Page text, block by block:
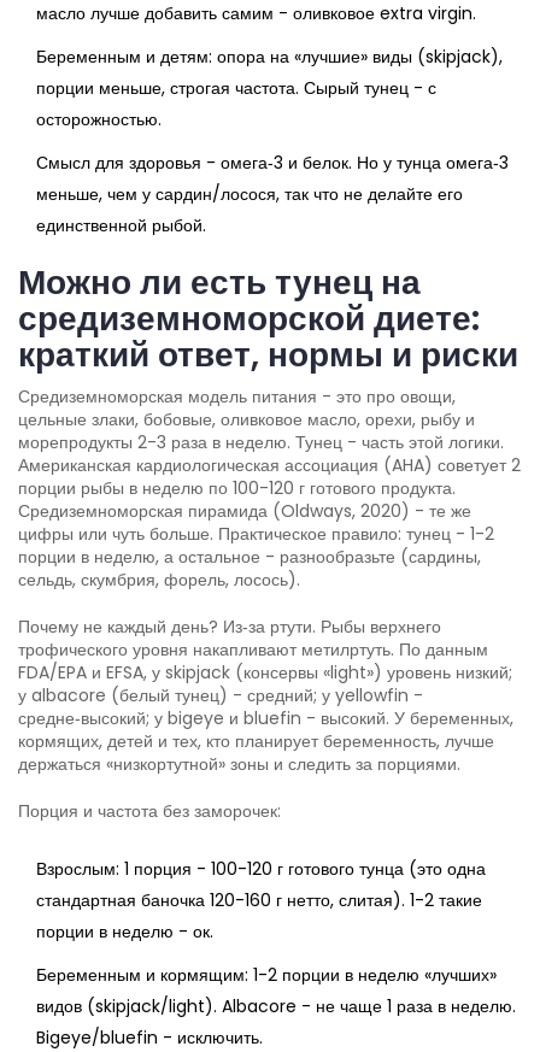
масло лучше добавить самим - оливковое extra virgin.
Беременным и детям: опора на «лучшие» виды (skipjack),
порции меньше, строгая частота. Сырый тунец - с
осторожностью.
Смысл для здоровья - омега‑3 и белок. Но у тунца омега‑3
меньше, чем у сардин/лосося, так что не делайте его
единственной рыбой.
Можно ли есть тунец на
средиземноморской диете:
краткий ответ, нормы и риски
Средиземноморская модель питания - это про овощи,
цельные злаки, бобовые, оливковое масло, орехи, рыбу и
морепродукты 2-3 раза в неделю. Тунец - часть этой логики.
Американская кардиологическая ассоциация (AHA) советует 2
порции рыбы в неделю по 100-120 г готового продукта.
Средиземноморская пирамида (Oldways, 2020) - те же
цифры или чуть больше. Практическое правило: тунец - 1-2
порции в неделю, а остальное - разнообразьте (сардины,
сельдь, скумбрия, форель, лосось).
Почему не каждый день? Из‑за ртути. Рыбы верхнего
трофического уровня накапливают метилртуть. По данным
FDA/EPA и EFSA, у skipjack (консервы «light») уровень низкий;
у albacore (белый тунец) - средний; у yellowfin -
средне‑высокий; у bigeye и bluefin - высокий. У беременных,
кормящих, детей и тех, кто планирует беременность, лучше
держаться «низкортутной» зоны и следить за порциями.
Порция и частота без заморочек:
Взрослым: 1 порция - 100-120 г готового тунца (это одна
стандартная баночка 120-160 г нетто, слитая). 1-2 такие
порции в неделю - ок.
Беременным и кормящим: 1-2 порции в неделю «лучших»
видов (skipjack/light). Albacore - не чаще 1 раза в неделю.
Bigeye/bluefin - исключить.